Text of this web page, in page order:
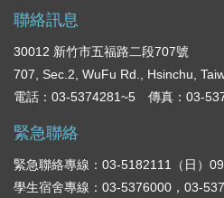
聯絡訊息
30012 新竹市五福路二段707號
707, Sec.2, WuFu Rd., Hsinchu,
電話：03-5374281~5 傳真：03-
緊急聯絡
緊急聯絡專線：03-5182111（日）
學生宿舍專線：03-5376000，03-